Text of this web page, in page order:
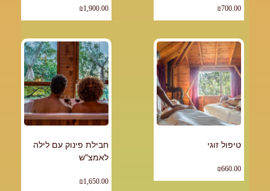
₪700.00
₪1,900.00
טיפול זוגי
₪660.00
חבילת פינוק עם לילה
לאמצ"ש
₪1,650.00